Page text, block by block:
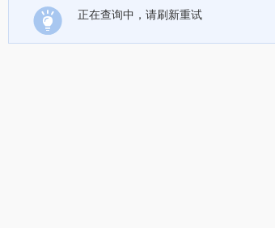
正在查询中，请刷新重试